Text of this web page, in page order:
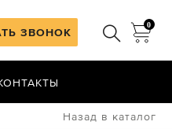
ЗВОНОК
0
Назад в каталог